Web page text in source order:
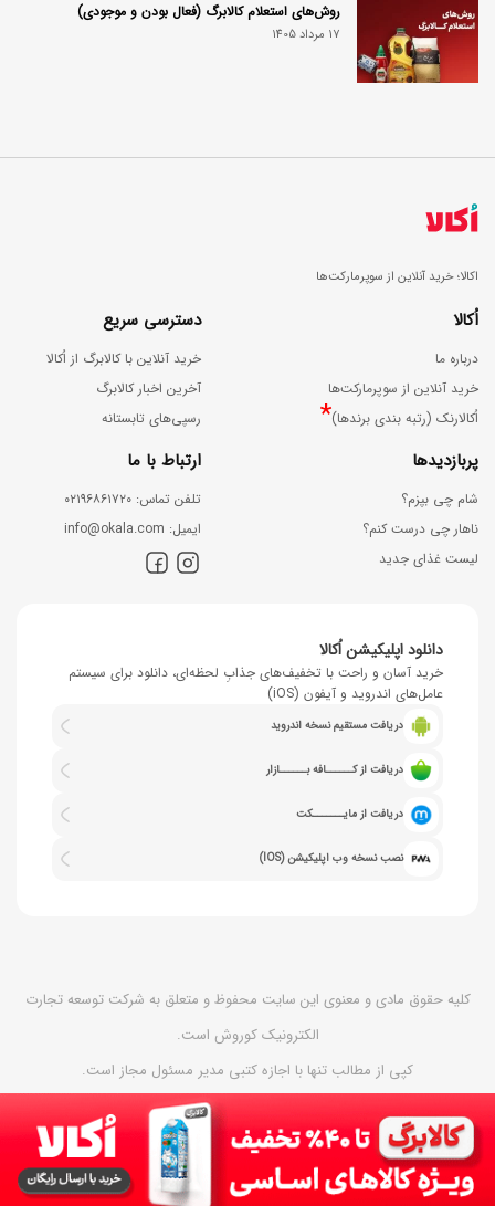
روش‌های استعلام کالابرگ (فعال بودن و موجودی)
17 مرداد 1405
اکالا؛ خرید آنلاین از سوپرمارکت‌ها
اُکالا
درباره ما
خرید آنلاین از سوپرمارکت‌ها
اُکالارنک (رتبه بندی برندها)*
دسترسی سریع
خرید آنلاین با کالابرگ از اُکالا
آخرین اخبار کالابرگ
رسپی‌های تابستانه
پربازدیدها
شام چی بپزم؟
ناهار چی درست کنم؟
لیست غذای جدید
ارتباط با ما
ﺗﻠﻔﻦ ﺗﻤﺎس: ۰۲۱۹۶۸۶۱۷۲۰
اﯾﻤﯿﻞ: info@okala.com
دانلود اپلیکیشن اُکالا
خرید آسان و راحت با تخفیف‌های جذابِ لحظه‌ای، دانلود برای سیستم
عامل‌های اندروید و آیفون (iOS)
دریافت مستقیم نسخه اندروید
دریافت از کــــــافه بــــــازار
دریافت از مایـــــــکت
نصب نسخه وب اپلیکیشن (IOS)
کلیه حقوق مادی و معنوی این سایت محفوظ و متعلق به شرکت توسعه تجارت
الکترونیک کوروش است.
کپی از مطالب تنها با اجازه کتبی مدیر مسئول مجاز است.